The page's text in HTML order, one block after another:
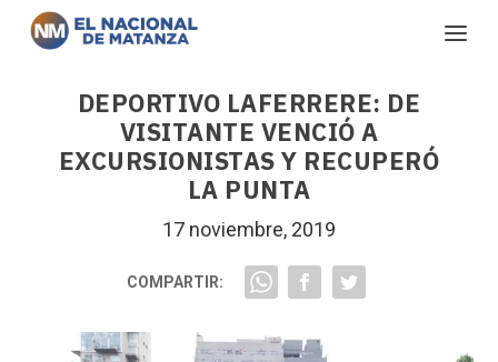
DEPORTIVO LAFERRERE: DE
VISITANTE VENCIÓ A
EXCURSIONISTAS Y RECUPERÓ
LA PUNTA
17 noviembre, 2019
COMPARTIR: